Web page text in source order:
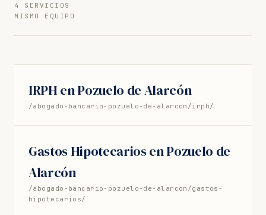
4 SERVICIOS
MISMO EQUIPO
IRPH en Pozuelo de Alarcón
/abogado-bancario-pozuelo-de-alarcon/irph/
Gastos Hipotecarios en Pozuelo de
Alarcón
/abogado-bancario-pozuelo-de-alarcon/gastos-
hipotecarios/